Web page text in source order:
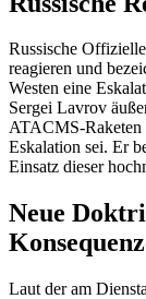
Russische
reagieren und
Westen eine
Sergei Lavrov
ATACMS-Raketen
Eskalation sei. Er
Einsatz dieser
Neue
Laut der am